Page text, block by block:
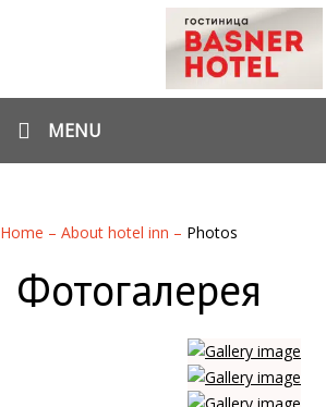
MENU
Home – About hotel inn – Photos
Фотогалерея